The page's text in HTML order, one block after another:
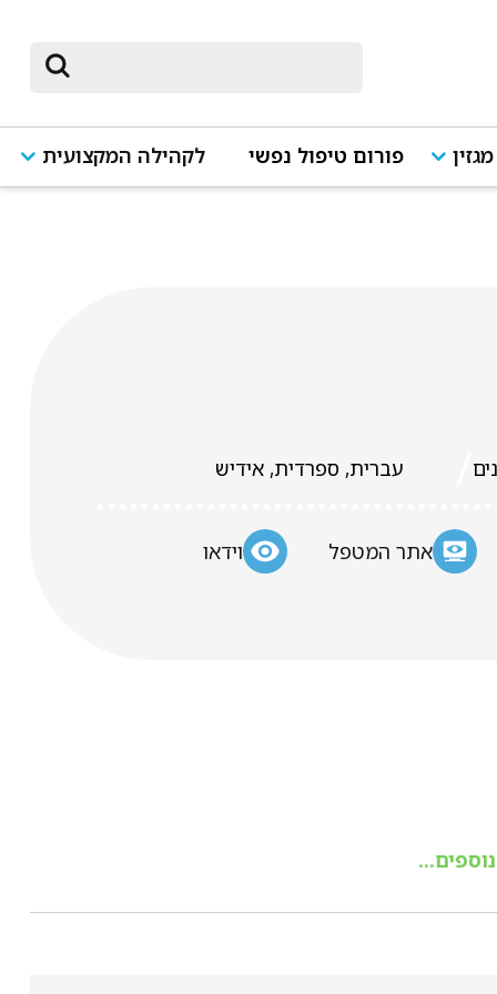
מגזין פורום טיפול נפשי לקהילה המקצועית
עברית, ספרדית, אידיש
אתר המטפל וידאו